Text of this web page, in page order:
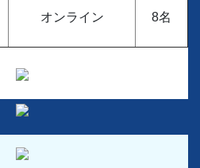
オンライン 8名